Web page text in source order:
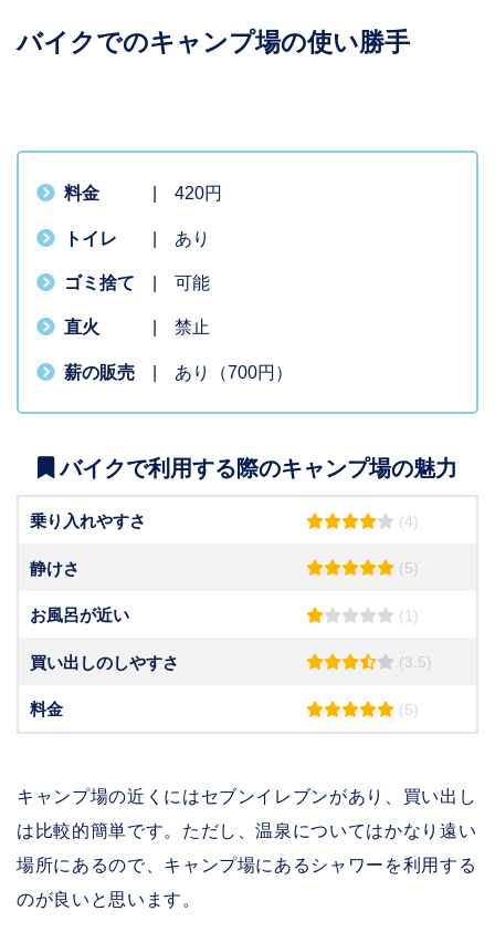
バイクでのキャンプ場の使い勝手
料金| 420円
トイレ | あり
ゴミ捨て | 可能
直火 | 禁止
薪の販売| あり（700円）
バイクで利用する際のキャンプ場の魅力
乗り入れやすさ (4)
静けさ (5)
お風呂が近い (1)
買い出しのしやすさ (3.5)
料金 (5)
キャンプ場の近くにはセブンイレブンがあり、買い出し
は比較的簡単です。ただし、温泉についてはかなり遠い
場所にあるので、キャンプ場にあるシャワーを利用する
のが良いと思います。